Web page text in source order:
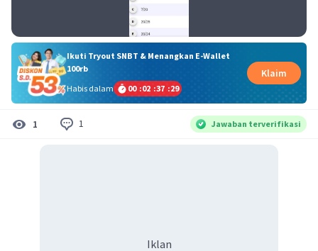
Ikuti Tryout SNBT & Menangkan E-Wallet
100rb
Habis dalam
00 :02 :37 :28
Klaim
1 1 Jawaban terverifikasi
Iklan